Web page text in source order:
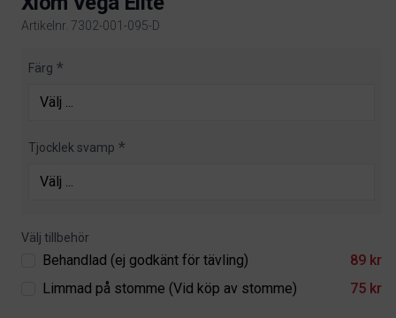
Artikelnr. 7302-001-095-D
Product information
Färg
Tjocklek svamp
Välj tillbehör
Behandlad (ej godkänt för tävling)
89 kr
Limmad på stomme (Vid köp av stomme)
75 kr